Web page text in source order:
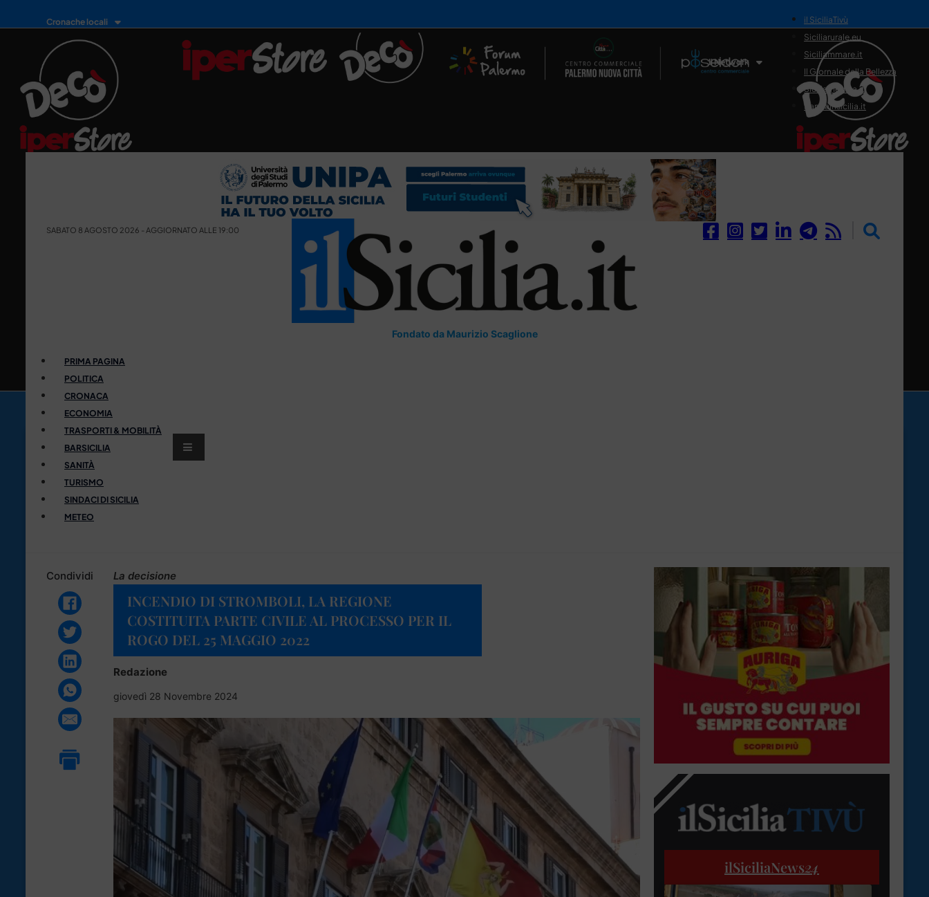
Cronache locali
Il Network
il SiciliaTivù
Siciliarurale.eu
Siciliammare.it
Il Giornale della Bellezza
Siciliamedica.it
Sanitainsicilia.it
SABATO 8 AGOSTO 2026 - AGGIORNATO ALLE 19:00
Fondato da Maurizio Scaglione
PRIMA PAGINA
POLITICA
CRONACA
ECONOMIA
TRASPORTI & MOBILITÀ
BARSICILIA
SANITÀ
TURISMO
SINDACI DI SICILIA
METEO
Condividi La decisione
INCENDIO DI STROMBOLI, LA REGIONE
COSTITUITA PARTE CIVILE AL PROCESSO PER IL
ROGO DEL 25 MAGGIO 2022
Redazione
giovedì 28 Novembre 2024
ilSiciliaNews24